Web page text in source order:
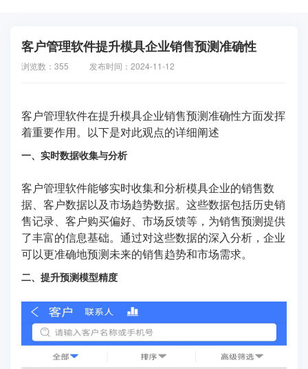
客户管理软件提升模具企业销售预测准确性
浏览数：355 发布时间：2024-11-12
客户管理软件在提升模具企业销售预测准确性方面发挥
着重要作用。以下是对此观点的详细阐述
一、实时数据收集与分析
客户管理软件能够实时收集和分析模具企业的销售数
据、客户数据以及市场趋势数据。这些数据包括历史销
售记录、客户购买偏好、市场反馈等，为销售预测提供
了丰富的信息基础。通过对这些数据的深入分析，企业
可以更准确地预测未来的销售趋势和市场需求。
二、提升预测模型精度